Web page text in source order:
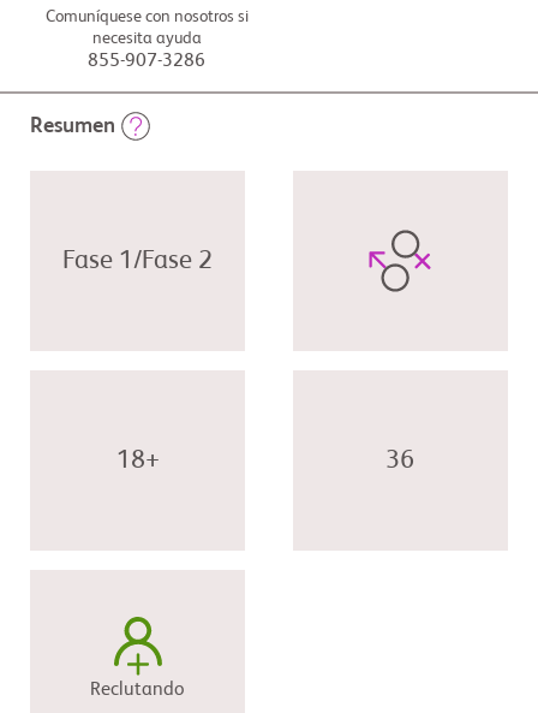
Comuníquese con nosotros si
necesita ayuda
855-907-3286
Resumen
Fase 1/Fase 2
18+ 36
Reclutando